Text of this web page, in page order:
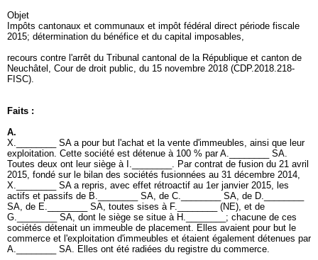
Objet
Impôts cantonaux et communaux et impôt fédéral direct période fiscale
2015; détermination du bénéfice et du capital imposables,
recours contre l'arrêt du Tribunal cantonal de la République et canton de
Neuchâtel, Cour de droit public, du 15 novembre 2018 (CDP.2018.218-
FISC).
Faits :
A.
X.________ SA a pour but l'achat et la vente d'immeubles, ainsi que leur
exploitation. Cette société est détenue à 100 % par A.________ SA.
Toutes deux ont leur siège à I.________. Par contrat de fusion du 21 avril
2015, fondé sur le bilan des sociétés fusionnées au 31 décembre 2014,
X.________ SA a repris, avec effet rétroactif au 1er janvier 2015, les
actifs et passifs de B.________ SA, de C.________ SA, de D.________
SA, de E.________ SA, toutes sises à F.________ (NE), et de
G.________ SA, dont le siège se situe à H.________; chacune de ces
sociétés détenait un immeuble de placement. Elles avaient pour but le
commerce et l'exploitation d'immeubles et étaient également détenues par
A.________ SA. Elles ont été radiées du registre du commerce.